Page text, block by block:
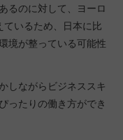
るのに対して、ヨーロ
ているため、日本に比
境が整っている可能性
しながらビジネススキ
ったりの働き方ができ